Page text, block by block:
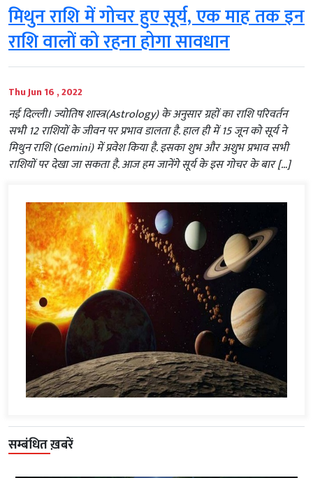
मिथुन राशि में गोचर हुए सूर्य, एक माह तक इन
राशि वालों को रहना होगा सावधान
Thu Jun 16 , 2022
नई दिल्‍ली। ज्योतिष शास्त्र(Astrology) के अनुसार ग्रहों का राशि परिवर्तन
सभी 12 राशियों के जीवन पर प्रभाव डालता है. हाल ही में 15 जून को सूर्य ने
मिथुन राशि (Gemini) में प्रवेश किया है. इसका शुभ और अशुभ प्रभाव सभी
राशियों पर देखा जा सकता है. आज हम जानेंगे सूर्य के इस गोचर के बार […]
सम्बंधित ख़बरें